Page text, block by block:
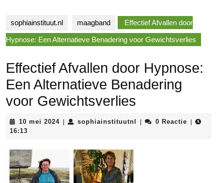
sophiainstituut.nl maagband Effectief Afvallen door
Hypnose: Een Alternatieve Benadering voor Gewichtsverlies
Effectief Afvallen door Hypnose:
Een Alternatieve Benadering
voor Gewichtsverlies
10 mei 202410
sophiainstituutnl sophiainstituutnl
0 Reactie
16:13